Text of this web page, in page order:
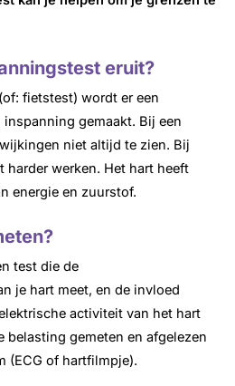
eruit?
fietstest) wordt er een
gemaakt. Bij een
niet altijd te zien. Bij
harder werken. Het hart heeft
energie en zuurstof.
test die de
je hart meet, en de invloed
activiteit van het hart
belasting gemeten en afgelezen
(ECG of hartfilmpje).